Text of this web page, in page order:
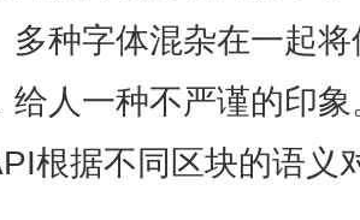
多种字体混杂在一起
给人一种不严谨的印
根据不同区块的语义